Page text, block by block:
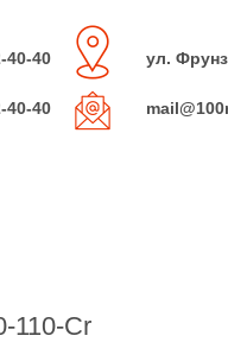
40-40
40-40
ул.
110-Cr